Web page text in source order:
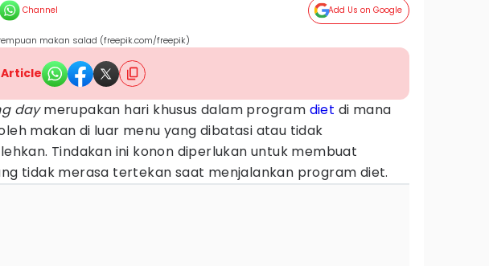
Channel Add Us on Google
makan salad (freepik.com/freepik)
daymerupakan hari khusus dalam program diet di mana
makan di luar menu yang dibatasi atau tidak
Tindakan ini konon diperlukan untuk membuat
tidak merasa tertekan saat menjalankan program diet.